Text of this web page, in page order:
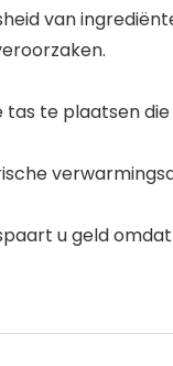
van
te plaatsen
u geld